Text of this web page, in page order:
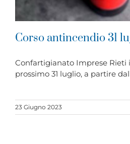
Corso antincendio 31
Confartigianato Imprese Rieti
prossimo 31 luglio, a partire
23 Giugno 2023